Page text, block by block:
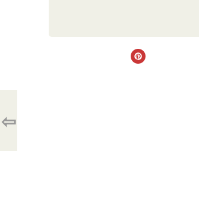
⇦